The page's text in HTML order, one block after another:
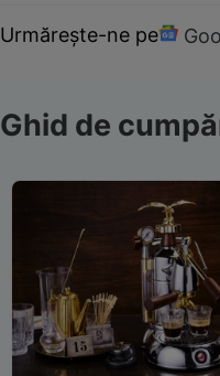
Urmărește-ne pe
Ghid de